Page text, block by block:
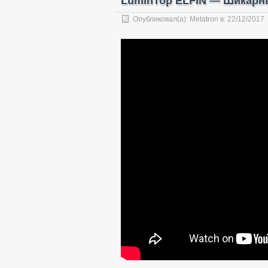
Опубликовал(а): Metatron в: 22/12/2017